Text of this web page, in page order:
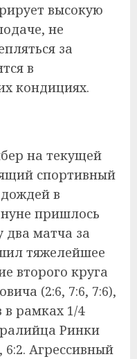
высокую
не
за
в
кондициях.
на текущей
спортивный
в
пришлось
два матча за
тяжелейшее
второго круга
(2:6, 7:6, 7:6),
в рамках 1/4
Ринки
6:2. Агрессивный